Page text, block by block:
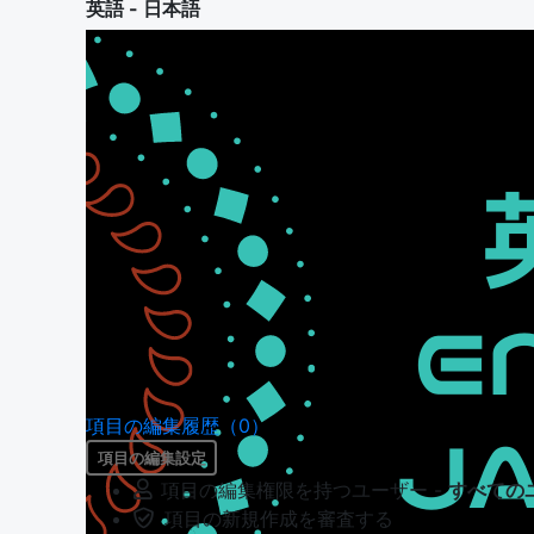
英語 - 日本語
項目の編集履歴（0）
項目の編集設定
項目の編集権限を持つユーザー -すべての
項目の新規作成を審査する